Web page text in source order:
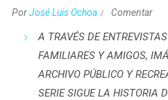
PorJosé Luis Ochoa Comentar
A TRAVÉS DE
FAMILIARES Y AMIGOS,
ARCHIVO PÚBLICO Y
SERIE SIGUE LA HISTORIA